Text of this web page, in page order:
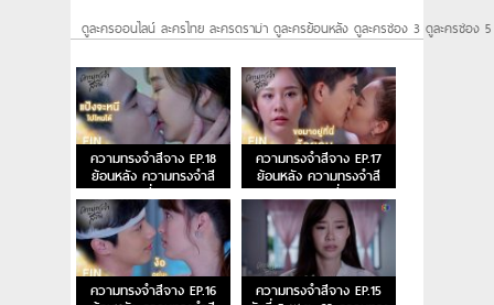
ดูละครออนไลน์ ละครไทย ละครดราม่า ดูละครย้อนหลัง ดูละครช่อง 3 ดูละครช่อง
ความทรงจำสีจาง EP.18
ย้อนหลัง ความทรงจำสี
จาง ตอนที่ 18 ตอนจบ
ความทรงจำสีจาง EP.17
ย้อนหลัง ความทรงจำสี
จาง ตอนที่ 17
ความทรงจำสีจาง EP.16
ความทรงจำสีจาง EP.15